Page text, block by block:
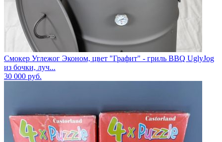
Смокер Углежог Эконом, цвет "Графит" - гриль BBQ UglyJog
из бочки, луч...
30 000 руб.